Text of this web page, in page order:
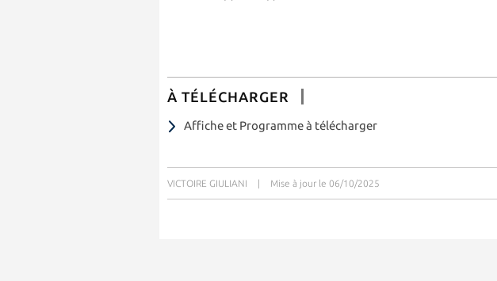
À TÉLÉCHARGER
Affiche et Programme à télécharger
VICTOIRE GIULIANI | Mise à jour le 06/10/2025